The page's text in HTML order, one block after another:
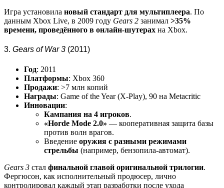
Игра установила новый стандарт для мультиплеера. По
данным Xbox Live, в 2009 году Gears 2 занимал >35%
времени, проведённого в онлайн-шутерах на Xbox.
3. Gears of War 3 (2011)
Год: 2011
Платформы: Xbox 360
Продажи: >7 млн копий
Награды: Game of the Year (X-Play), 90 на Metacritic
Инновации:
Кампания на 4 игроков.
«Horde Mode 2.0» — кооперативная защита базы
против волн врагов.
Введение оружия с разными режимами
стрельбы (например, бензопила-автомат).
Gears 3 стал финальной главой оригинальной трилогии.
Фергюсон, как исполнительный продюсер, лично
контролировал каждый этап разработки после ухода